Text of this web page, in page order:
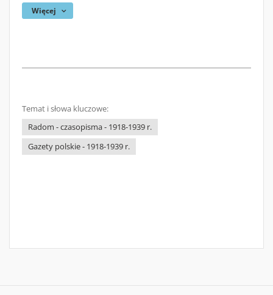
Więcej
Temat i słowa kluczowe:
Radom - czasopisma - 1918-1939 r.
Gazety polskie - 1918-1939 r.